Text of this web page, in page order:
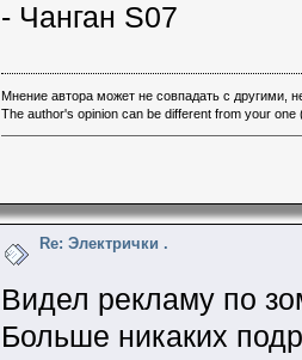
- Чанган S07
Мнение автора может не совпадать с другими,
The author's opinion can be different from your
Re: Электрички .
Видел рекламу по
Больше никаких